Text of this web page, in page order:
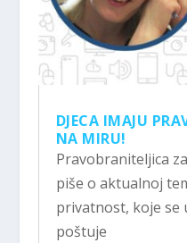
DJECA IMAJU
NA MIRU!
Pravobraniteljica
piše o aktualnoj
privatnost, koje se
poštuje